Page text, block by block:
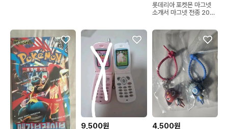
롯데리아 포켓몬 마그넷
소개서 마그넷 전종 20개
9,500원 4,500원